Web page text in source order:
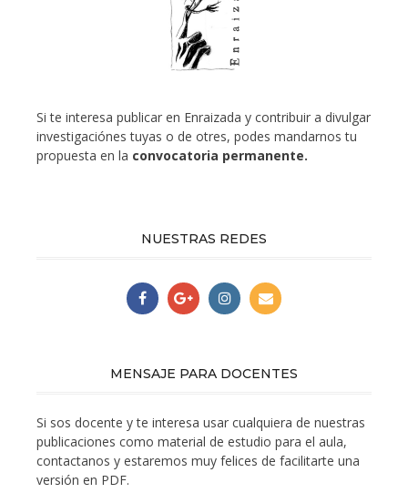
Si te interesa publicar en Enraizada y contribuir a divulgar
investigaciónes tuyas o de otres, podes mandarnos tu
propuesta en la convocatoria permanente.
NUESTRAS REDES
MENSAJE PARA DOCENTES
Si sos docente y te interesa usar cualquiera de nuestras
publicaciones como material de estudio para el aula,
contactanos y estaremos muy felices de facilitarte una
versión en PDF.